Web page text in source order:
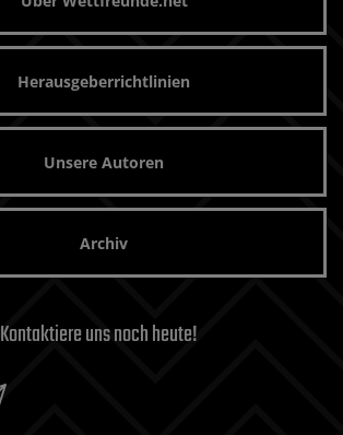
Herausgeberrichtlinien
Unsere Autoren
Archiv
Kontaktiere uns noch heute!